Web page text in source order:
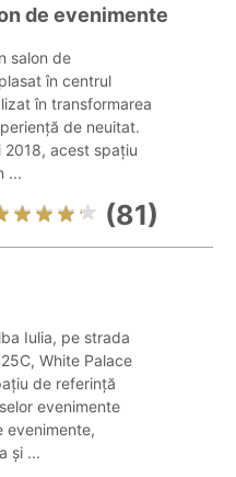
de evenimente
salon de
în centrul
în transformarea
de neuitat.
2018, acest spațiu
...
(81)
Iulia, pe strada
White Palace
de referință
evenimente
evenimente,
și ...